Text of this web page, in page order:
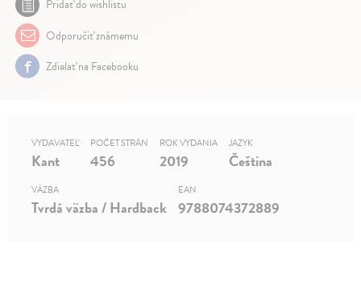
Pridať do wishlistu
Odporučiť známemu
Zdielať na Facebooku
VYDAVATEĽ
Kant
POČET STRÁN
456
ROK VYDANIA
2019
JAZYK
Čeština
VÄZBA
Tvrdá väzba / Hardback
EAN
9788074372889